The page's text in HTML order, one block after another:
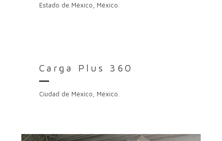
Estado de México, México.
Carga Plus 360
Ciudad de México, México.